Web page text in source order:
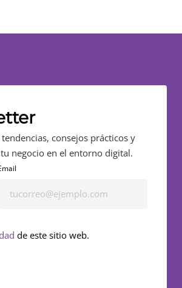
consejos prácticos y
negocio en el entorno digital.
de este sitio web.